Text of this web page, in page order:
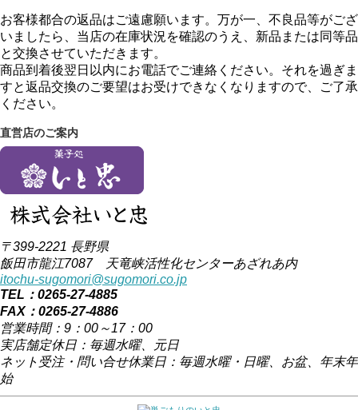
お客様都合の返品はご遠慮願います。万が一、不良品等がござ
いましたら、当店の在庫状況を確認のうえ、新品または同等品
と交換させていただきます。
商品到着後翌日以内にお電話でご連絡ください。それを過ぎま
すと返品交換のご要望はお受けできなくなりますので、ご了承
ください。
直営店のご案内
〒399-2221 長野県
飯田市龍江7087 天竜峡活性化センターあざれあ内
itochu-sugomori@sugomori.co.jp
TEL：0265-27-4885
FAX：0265-27-4886
営業時間：9：00～17：00
実店舗定休日：毎週水曜、元日
ネット受注・問い合せ休業日：毎週水曜・日曜、お盆、年末年
始